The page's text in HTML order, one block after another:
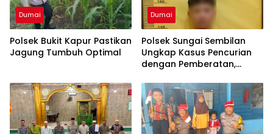
Dumai
Polsek Bukit Kapur Pastikan
Jagung Tumbuh Optimal
Dumai
Polsek Sungai Sembilan
Ungkap Kasus Pencurian
dengan Pemberatan,
Berhasil Diamankan